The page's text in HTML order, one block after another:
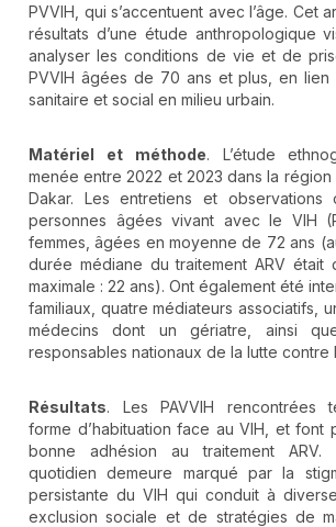
PVVIH, qui s’accentuent avec l’âge. Cet
résultats d’une étude anthropologique
analyser les conditions de vie et de
PVVIH âgées de 70 ans et plus, en
sanitaire et social en milieu urbain.
Matériel et méthode. L’étude
menée entre 2022 et 2023 dans la
Dakar. Les entretiens et observations
personnes âgées vivant avec le VIH
femmes, âgées en moyenne de 72 ans
durée médiane du traitement ARV était
maximale : 22 ans). Ont également été
familiaux, quatre médiateurs associatifs,
médecins dont un gériatre, ainsi
responsables nationaux de la lutte contre
Résultats. Les PAVVIH rencontrées
forme d’habituation face au VIH, et font
bonne adhésion au traitement ARV.
quotidien demeure marqué par la
persistante du VIH qui conduit à
exclusion sociale et de stratégies de